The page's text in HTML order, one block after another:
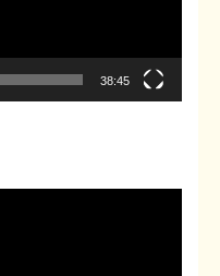
38:45